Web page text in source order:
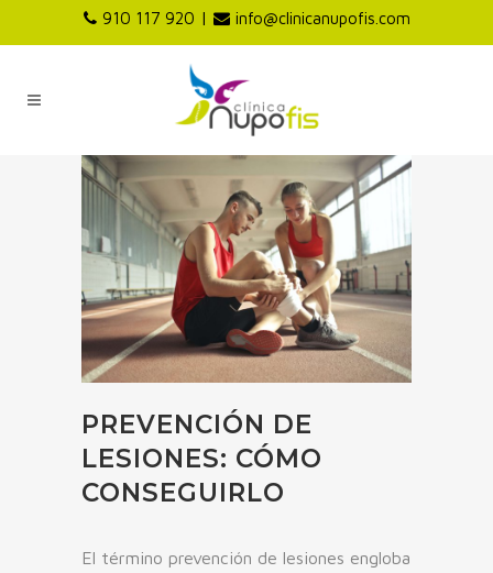
910 117 920 | info@clinicanupofis.com
PREVENCIÓN DE
LESIONES: CÓMO
CONSEGUIRLO
El término prevención de lesiones engloba